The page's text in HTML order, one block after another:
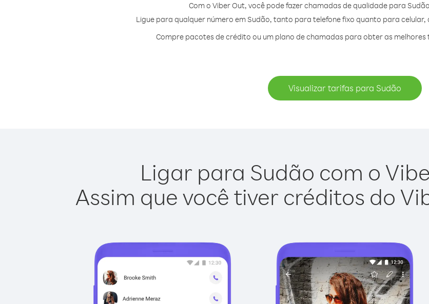
Com o Viber Out, você pode fazer chamadas de qualidade para
Ligue para qualquer número em Sudão, tanto para telefone fixo quanto para celular,
Compre pacotes de crédito ou um plano de chamadas para obter as
Visualizar tarifas para Sudão
Ligar para Sudão com o
Assim que você tiver créditos do